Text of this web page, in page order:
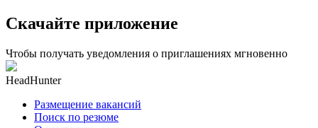
Скачайте приложение
Чтобы получать уведомления о приглашениях мгновенно
HeadHunter
Размещение вакансий
Поиск по резюме